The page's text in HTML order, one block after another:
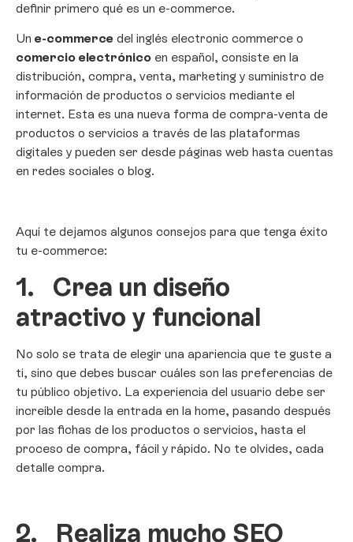
definir primero qué es un e-commerce.
Un e-commerce del inglés electronic commerce o
comercio electrónico en español, consiste en la
distribución, compra, venta, marketing y suministro de
información de productos o servicios mediante el
internet. Esta es una nueva forma de compra-venta de
productos o servicios a través de las plataformas
digitales y pueden ser desde páginas web hasta cuentas
en redes sociales o blog.
Aquí te dejamos algunos consejos para que tenga éxito
tu e-commerce:
1. Crea un diseño
atractivo y funcional
No solo se trata de elegir una apariencia que te guste a
ti, sino que debes buscar cuáles son las preferencias de
tu público objetivo. La experiencia del usuario debe ser
increíble desde la entrada en la home, pasando después
por las fichas de los productos o servicios, hasta el
proceso de compra, fácil y rápido. No te olvides, cada
detalle compra.
2. Realiza mucho SEO